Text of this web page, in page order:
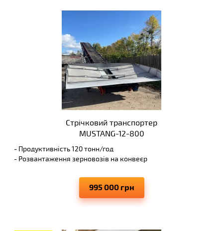
Стрічковий транспортер
MUSTANG-12-800
995 000 грн
- Продуктивність 120 тонн/год
- Розвантаження зерновозів на конвеєр
- Виключає просипання транспортуючих матеріалів